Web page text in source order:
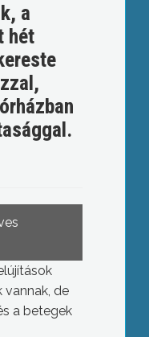
a
hét
de
a betegek